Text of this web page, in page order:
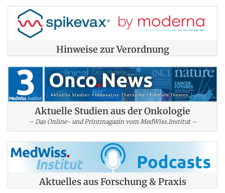
Hinweise zur Verordnung
Aktuelle Studien aus der Onkologie
– Das Online- und Printmagazin vom MedWiss.Institut –
Aktuelles aus Forschung & Praxis